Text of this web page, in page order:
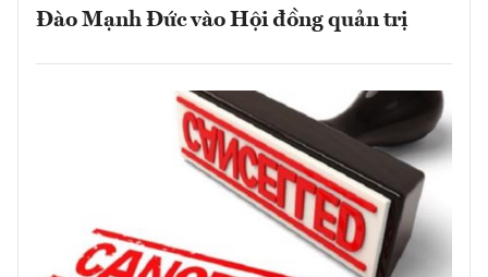
Đào Mạnh Đức vào Hội đồng quản trị